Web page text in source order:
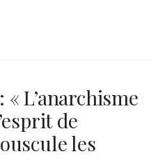
L’anarchisme
de
les